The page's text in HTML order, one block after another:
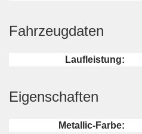
Fahrzeugdaten
Laufleistung:
Eigenschaften
Metallic-Farbe: